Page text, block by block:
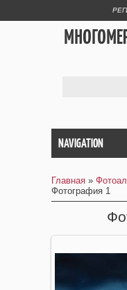
NAVIGATION
Главная »
Фотография 1